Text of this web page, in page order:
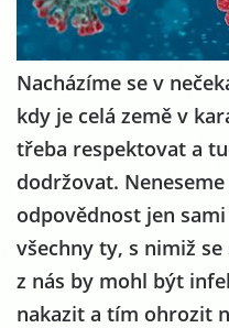
Nacházíme se v
kdy je celá země v
třeba respektovat a
dodržovat.
odpovědnost jen
všechny ty, s nimiž
z nás by mohl být
nakazit a tím ohrozit